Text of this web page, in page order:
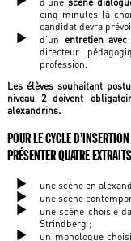
cinq minutes (à
candidat devra
d’un entretien
directeur
profession.
Les élèves souhaitant
niveau 2 doivent
alexandrins.
POUR LE CYCLE
PRÉSENTER QUATRE
une scène en
une scène
une scène choisie
Strindberg ;
un monologue